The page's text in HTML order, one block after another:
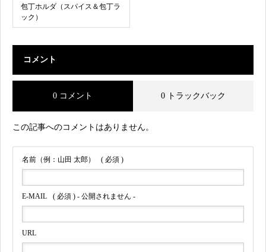
包丁ホルダ（スパイス＆包丁ラ
ック）
コメント
0 コメント 0 トラックバック
この記事へのコメントはありません。
名前（例：山田 太郎） ( 必須 )
E-MAIL ( 必須 ) - 公開されません -
URL